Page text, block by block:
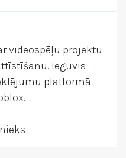
videospēļu projektu
Ieguvis
platformā